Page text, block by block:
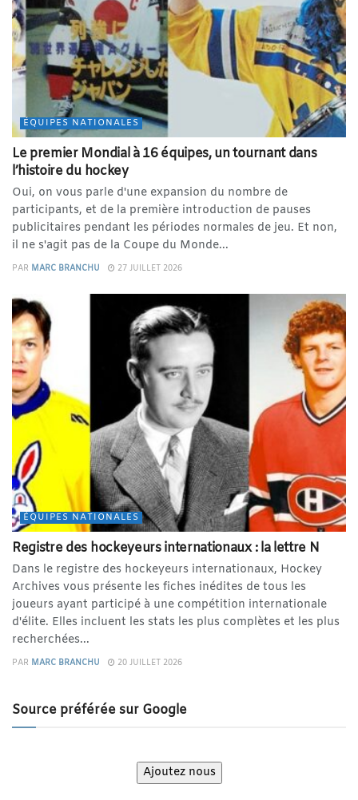
ÉQUIPES NATIONALES
Le premier Mondial à 16 équipes, un tournant dans
l’histoire du hockey
Oui, on vous parle d'une expansion du nombre de
participants, et de la première introduction de pauses
publicitaires pendant les périodes normales de jeu. Et non,
il ne s'agit pas de la Coupe du Monde...
PAR MARC BRANCHU 27 JUILLET 2026
ÉQUIPES NATIONALES
Registre des hockeyeurs internationaux : la lettre N
Dans le registre des hockeyeurs internationaux, Hockey
Archives vous présente les fiches inédites de tous les
joueurs ayant participé à une compétition internationale
d'élite. Elles incluent les stats les plus complètes et les plus
recherchées...
PAR MARC BRANCHU 20 JUILLET 2026
Source préférée sur Google
Ajoutez nous